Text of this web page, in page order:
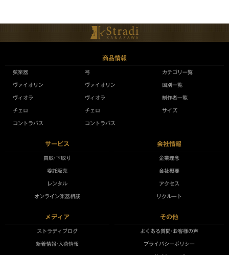
商品情報
弦楽器
ヴァイオリン
ヴィオラ
チェロ
コントラバス
弓
ヴァイオリン
ヴィオラ
チェロ
コントラバス
カテゴリ一覧
国別一覧
制作者一覧
サイズ
サービス
買取•下取り
委託販売
レンタル
オンライン楽器相談
会社情報
企業理念
会社概要
アクセス
リクルート
メディア
ストラディブログ
新着情報•入荷情報
その他
よくある質問•お客様の声
プライバシーポリシー